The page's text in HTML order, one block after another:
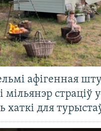
афігенная
мільянэр страціў
хаткі для